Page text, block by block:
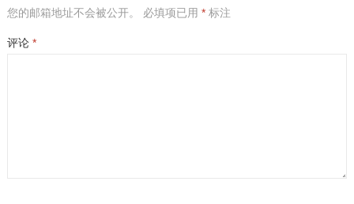
您的邮箱地址不会被公开。 必填项已用 *标注
评论 *